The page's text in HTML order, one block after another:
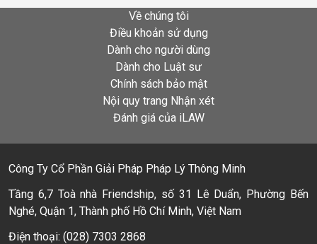
Về chúng tôi
Điều khoản sử dụng
Dành cho người dùng
Dành cho Luật sư
Chính sách bảo mật
Nội quy trang Nhận xét
Đánh giá của iLAW
Công Ty Cổ Phần Giải Pháp Pháp Lý Thông Minh
Tầng 6,7 Toà nhà Friendship, số 31 Lê Duẩn, Phường Bến
Nghé, Quận 1, Thành phố Hồ Chí Minh, Việt Nam
Điện thoại: (028) 7303 2868